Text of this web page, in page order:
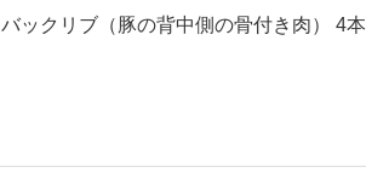
バックリブ（豚の背中側の骨付き肉） 4本